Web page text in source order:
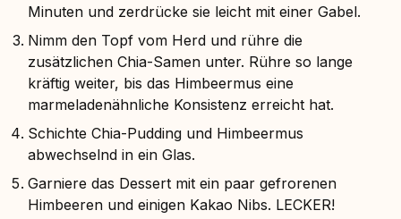
Minuten und zerdrücke sie leicht mit einer Gabel.
Nimm den Topf vom Herd und rühre die
zusätzlichen Chia-Samen unter. Rühre so lange
kräftig weiter, bis das Himbeermus eine
marmeladenähnliche Konsistenz erreicht hat.
Schichte Chia-Pudding und Himbeermus
abwechselnd in ein Glas.
Garniere das Dessert mit ein paar gefrorenen
Himbeeren und einigen Kakao Nibs. LECKER!